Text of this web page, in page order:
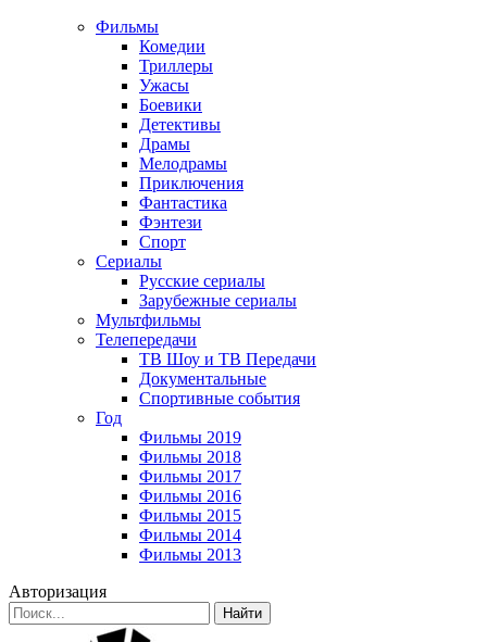
Фильмы
Комедии
Триллеры
Ужасы
Боевики
Детективы
Драмы
Мелодрамы
Приключения
Фантастика
Фэнтези
Спорт
Сериалы
Русские сериалы
Зарубежные сериалы
Мультфильмы
Телепередачи
ТВ Шоу и ТВ Передачи
Документальные
Спортивные события
Год
Фильмы 2019
Фильмы 2018
Фильмы 2017
Фильмы 2016
Фильмы 2015
Фильмы 2014
Фильмы 2013
Авторизация
Найти